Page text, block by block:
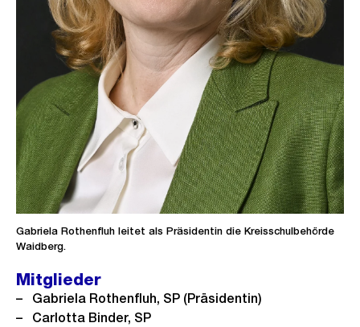
Gabriela Rothenfluh leitet als Präsidentin die Kreisschulbehörde
Waidberg.
Mitglieder
Gabriela Rothenfluh, SP (Präsidentin)
Carlotta Binder, SP